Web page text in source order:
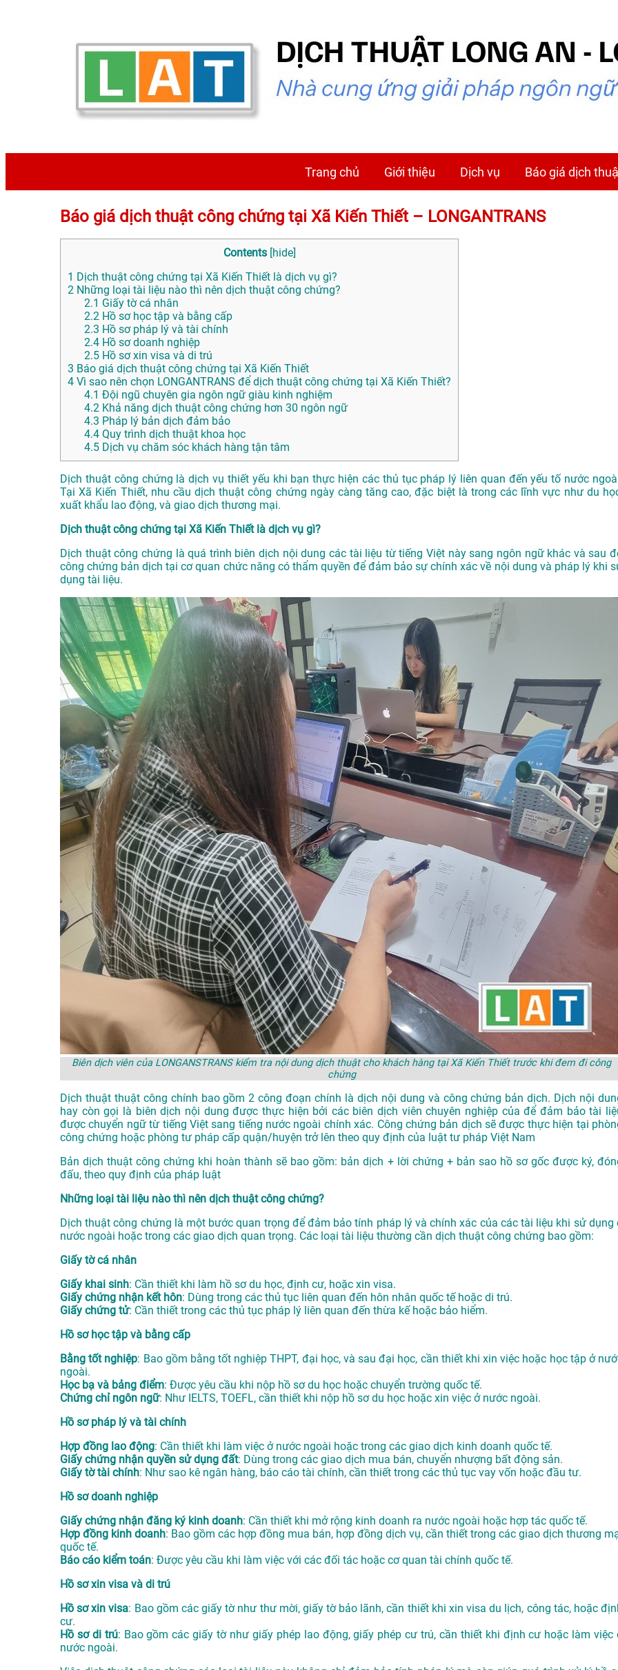
Trang chủ Giới thiệu Dịch vụ Báo giá dịch
Báo giá dịch thuật công chứng tại Xã Kiến Thiết – LONGANTRANS
Contents [hide]
1 Dịch thuật công chứng tại Xã Kiến Thiết là dịch vụ gì?
2 Những loại tài liệu nào thì nên dịch thuật công chứng?
2.1 Giấy tờ cá nhân
2.2 Hồ sơ học tập và bằng cấp
2.3 Hồ sơ pháp lý và tài chính
2.4 Hồ sơ doanh nghiệp
2.5 Hồ sơ xin visa và di trú
3 Báo giá dịch thuật công chứng tại Xã Kiến Thiết
4 Vì sao nên chọn LONGANTRANS để dịch thuật công chứng tại Xã Kiến Thiết?
4.1 Đội ngũ chuyên gia ngôn ngữ giàu kinh nghiệm
4.2 Khả năng dịch thuật công chứng hơn 30 ngôn ngữ
4.3 Pháp lý bản dịch đảm bảo
4.4 Quy trình dịch thuật khoa học
4.5 Dịch vụ chăm sóc khách hàng tận tâm
Dịch thuật công chứng là dịch vụ thiết yếu khi bạn thực hiện các thủ tục pháp lý liên quan đến yếu tố nước
Tại Xã Kiến Thiết, nhu cầu dịch thuật công chứng ngày càng tăng cao, đặc biệt là trong các lĩnh vực như du
xuất khẩu lao động, và giao dịch thương mại.
Dịch thuật công chứng tại Xã Kiến Thiết là dịch vụ gì?
Dịch thuật công chứng là quá trình biên dịch nội dung các tài liệu từ tiếng Việt này sang ngôn ngữ khác và sau
công chứng bản dịch tại cơ quan chức năng có thẩm quyền để đảm bảo sự chính xác về nội dung và pháp lý khi
dụng tài liệu.
Biên dịch viên của LONGANSTRANS kiểm tra nội dung dịch thuật cho khách hàng tại Xã Kiến Thiết trước khi đem đi công
chứng
Dịch thuật thuật công chính bao gồm 2 công đoạn chính là dịch nội dung và công chứng bản dịch. Dịch nội
hay còn gọi là biên dịch nội dung được thực hiện bởi các biên dịch viên chuyên nghiệp của để đảm bảo tài
được chuyển ngữ từ tiếng Việt sang tiếng nước ngoài chính xác. Công chứng bản dịch sẽ được thực hiện tại
công chứng hoặc phòng tư pháp cấp quận/huyện trở lên theo quy định của luật tư pháp Việt Nam
Bản dịch thuật công chứng khi hoàn thành sẽ bao gồm: bản dịch + lời chứng + bản sao hồ sơ gốc được ký,
đấu, theo quy định của pháp luật
Những loại tài liệu nào thì nên dịch thuật công chứng?
Dịch thuật công chứng là một bước quan trọng để đảm bảo tính pháp lý và chính xác của các tài liệu khi sử dụng
nước ngoài hoặc trong các giao dịch quan trọng. Các loại tài liệu thường cần dịch thuật công chứng bao gồm:
Giấy tờ cá nhân
Giấy khai sinh: Cần thiết khi làm hồ sơ du học, định cư, hoặc xin visa.
Giấy chứng nhận kết hôn: Dùng trong các thủ tục liên quan đến hôn nhân quốc tế hoặc di trú.
Giấy chứng tử: Cần thiết trong các thủ tục pháp lý liên quan đến thừa kế hoặc bảo hiểm.
Hồ sơ học tập và bằng cấp
Bằng tốt nghiệp: Bao gồm bằng tốt nghiệp THPT, đại học, và sau đại học, cần thiết khi xin việc hoặc học tập ở
ngoài.
Học bạ và bảng điểm: Được yêu cầu khi nộp hồ sơ du học hoặc chuyển trường quốc tế.
Chứng chỉ ngôn ngữ: Như IELTS, TOEFL, cần thiết khi nộp hồ sơ du học hoặc xin việc ở nước ngoài.
Hồ sơ pháp lý và tài chính
Hợp đồng lao động: Cần thiết khi làm việc ở nước ngoài hoặc trong các giao dịch kinh doanh quốc tế.
Giấy chứng nhận quyền sử dụng đất: Dùng trong các giao dịch mua bán, chuyển nhượng bất động sản.
Giấy tờ tài chính: Như sao kê ngân hàng, báo cáo tài chính, cần thiết trong các thủ tục vay vốn hoặc đầu tư.
Hồ sơ doanh nghiệp
Giấy chứng nhận đăng ký kinh doanh: Cần thiết khi mở rộng kinh doanh ra nước ngoài hoặc hợp tác quốc tế.
Hợp đồng kinh doanh: Bao gồm các hợp đồng mua bán, hợp đồng dịch vụ, cần thiết trong các giao dịch thương
quốc tế.
Báo cáo kiểm toán: Được yêu cầu khi làm việc với các đối tác hoặc cơ quan tài chính quốc tế.
Hồ sơ xin visa và di trú
Hồ sơ xin visa: Bao gồm các giấy tờ như thư mời, giấy tờ bảo lãnh, cần thiết khi xin visa du lịch, công tác, hoặc
cư.
Hồ sơ di trú: Bao gồm các giấy tờ như giấy phép lao động, giấy phép cư trú, cần thiết khi định cư hoặc làm việc
nước ngoài.